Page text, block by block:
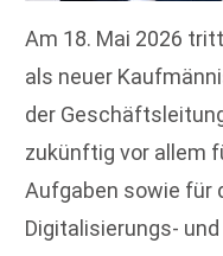
Am 18. Mai 2026
als neuer
der
zukünftig vor allem
Aufgaben sowie für
Digitalisierungs-